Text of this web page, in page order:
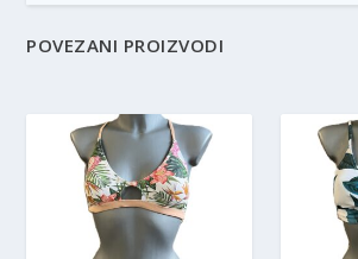
POVEZANI PROIZVODI